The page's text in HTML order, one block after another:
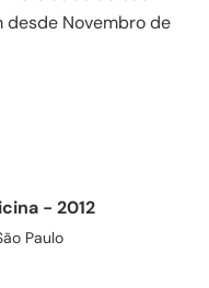
desde Novembro de
- 2012
Paulo